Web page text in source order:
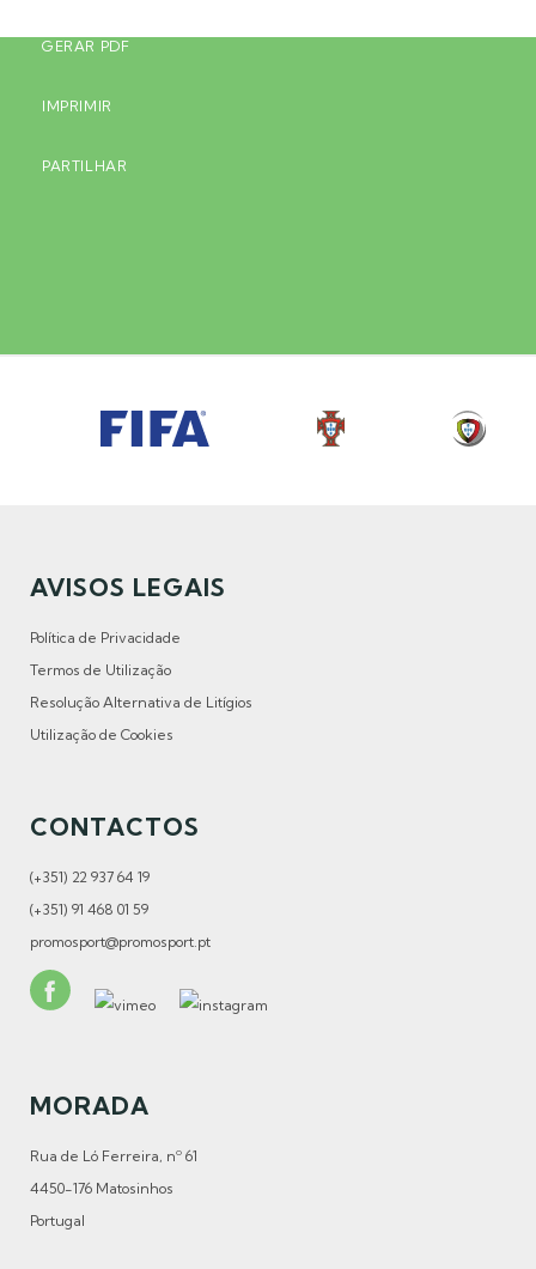
GERAR PDF
IMPRIMIR
PARTILHAR
AVISOS LEGAIS
Política de Privacidade
Termos de Utilização
Resolução Alternativa de Litígios
Utilização de Cookies
CONTACTOS
(+351) 22 937 64 19
(+351) 91 468 01 59
promosport@promosport.pt
MORADA
Rua de Ló Ferreira, nº 61
4450-176 Matosinhos
Portugal